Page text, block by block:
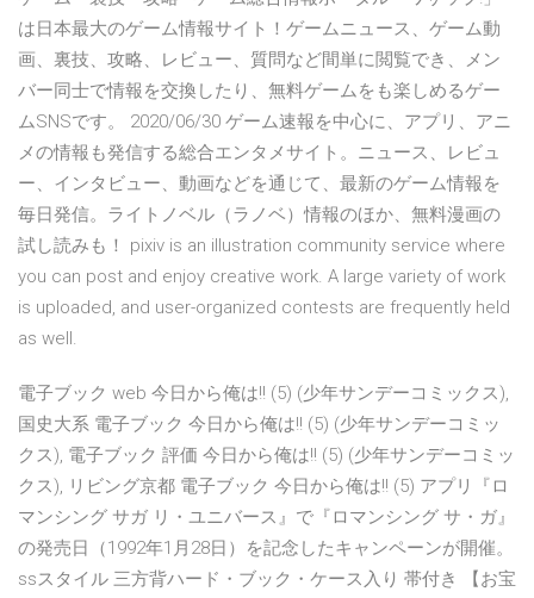
は日本最大のゲーム情報サイト！ゲームニュース、ゲーム動
画、裏技、攻略、レビュー、質問など間単に閲覧でき、メン
バー同士で情報を交換したり、無料ゲームをも楽しめるゲー
ムSNSです。 2020/06/30 ゲーム速報を中心に、アプリ、アニ
メの情報も発信する総合エンタメサイト。ニュース、レビュ
ー、インタビュー、動画などを通じて、最新のゲーム情報を
毎日発信。ライトノベル（ラノベ）情報のほか、無料漫画の
試し読みも！ pixiv is an illustration community service where
you can post and enjoy creative work. A large variety of work
is uploaded, and user-organized contests are frequently held
as well.
電子ブック web 今日から俺は!! (5) (少年サンデーコミックス),
国史大系 電子ブック 今日から俺は!! (5) (少年サンデーコミッ
クス), 電子ブック 評価 今日から俺は!! (5) (少年サンデーコミッ
クス), リビング京都 電子ブック 今日から俺は!! (5) アプリ『ロ
マンシング サガ リ・ユニバース』で『ロマンシング サ・ガ』
の発売日（1992年1月28日）を記念したキャンペーンが開催。
ssスタイル 三方背ハード・ブック・ケース入り 帯付き 【お宝